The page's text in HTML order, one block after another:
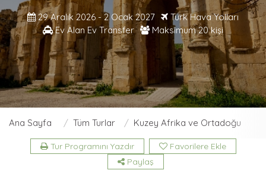
29 Aralık 2026 - 2 Ocak 2027
Türk Hava Yolları
Ev Alan Ev Transfer
Maksimum 20 kişi
Ana Sayfa Tüm Turlar Kuzey Afrika ve Ortadoğu
Tur Programını Yazdır
Favorilere Ekle
Paylaş